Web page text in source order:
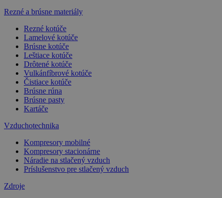
Rezné a brúsne materiály
Rezné kotúče
Lamelové kotúče
Brúsne kotúče
Leštiace kotúče
Drôtené kotúče
Vulkánfíbrové kotúče
Čistiace kotúče
Brúsne rúna
Brúsne pasty
Kartáče
Vzduchotechnika
Kompresory mobilné
Kompresory stacionárne
Náradie na stlačený vzduch
Príslušenstvo pre stlačený vzduch
Zdroje